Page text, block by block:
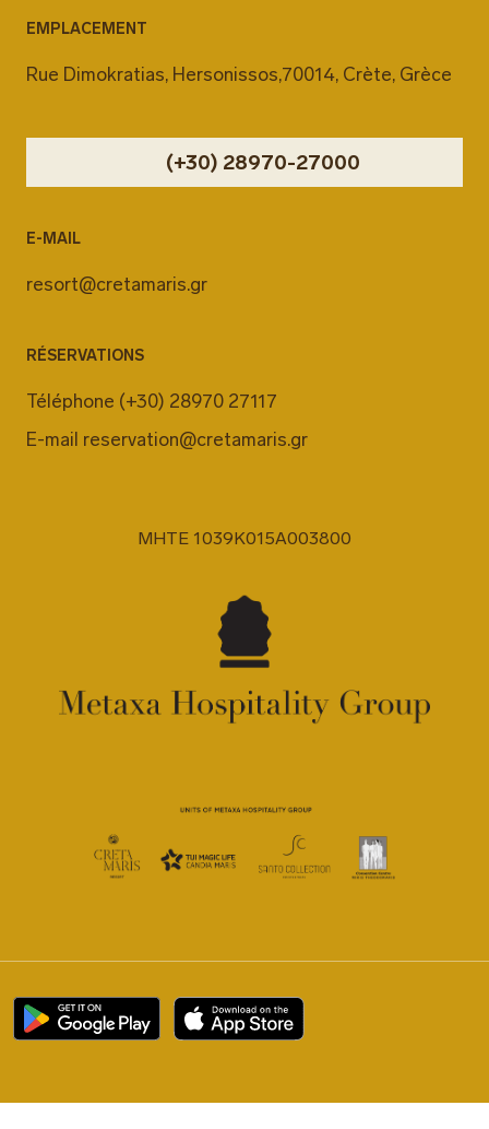
EMPLACEMENT
Rue Dimokratias, Hersonissos,70014, Crète, Grèce
(+30) 28970-27000
E-MAIL
resort@cretamaris.gr
RÉSERVATIONS
Téléphone (+30) 28970 27117
E-mail reservation@cretamaris.gr
MHTE 1039K015A003800